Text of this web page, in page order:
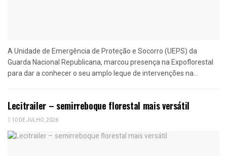
A Unidade de Emergência de Proteção e Socorro (UEPS) da
Guarda Nacional Republicana, marcou presença na Expoflorestal
para dar a conhecer o seu amplo leque de intervenções na...
Lecitrailer – semirreboque florestal mais versátil
10 DE JULHO, 2026